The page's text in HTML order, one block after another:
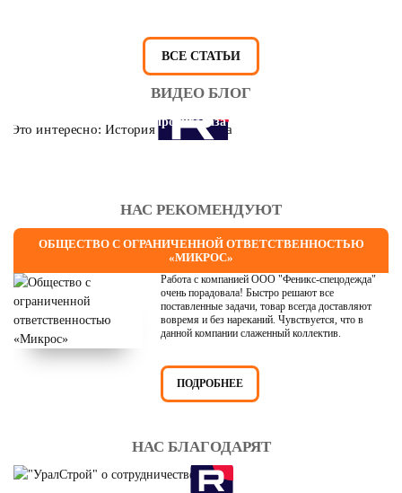
ВСЕ СТАТЬИ
ВИДЕО БЛОГ
Это интересно: История противогаза
НАС РЕКОМЕНДУЮТ
ОБЩЕСТВО С ОГРАНИЧЕННОЙ ОТВЕТСТВЕННОСТЬЮ
«МИКРОС»
Работа с компанией ООО "Феникс-спецодежда"
очень порадовала! Быстро решают все
поставленные задачи, товар всегда доставляют
вовремя и без нареканий. Чувствуется, что в
данной компании слаженный коллектив.
ПОДРОБНЕЕ
НАС БЛАГОДАРЯТ